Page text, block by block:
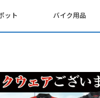
ット バイク用品